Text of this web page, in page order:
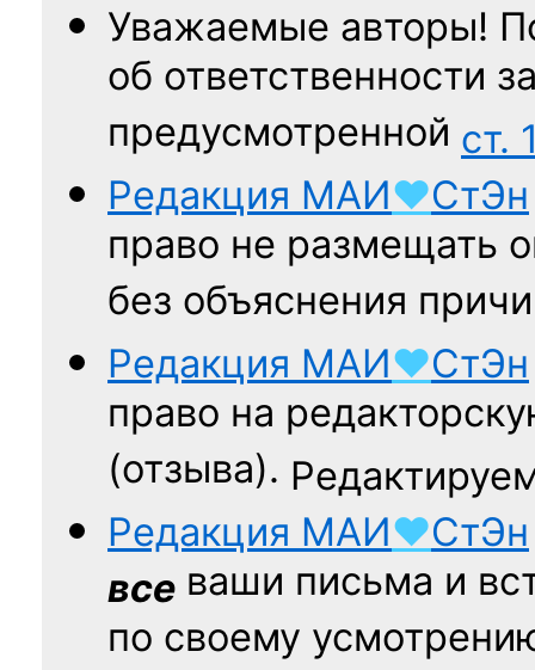
Уважаемые авторы!
об ответственности
предусмотренной ст.
Редакция МАИ♥СтЭн
право не размещать
без объяснения
Редакция МАИ♥СтЭн
право на
(отзыва).
Редакция МАИ♥СтЭн
все ваши письма и
по своему